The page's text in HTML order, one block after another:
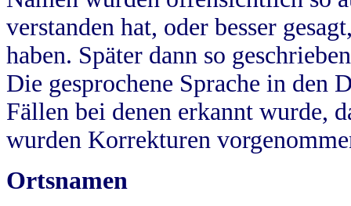
verstanden hat, oder besser
haben. Später dann so
Die gesprochene Sprache in
Fällen bei denen erkannt wurde,
wurden Korrekturen
Ortsnamen